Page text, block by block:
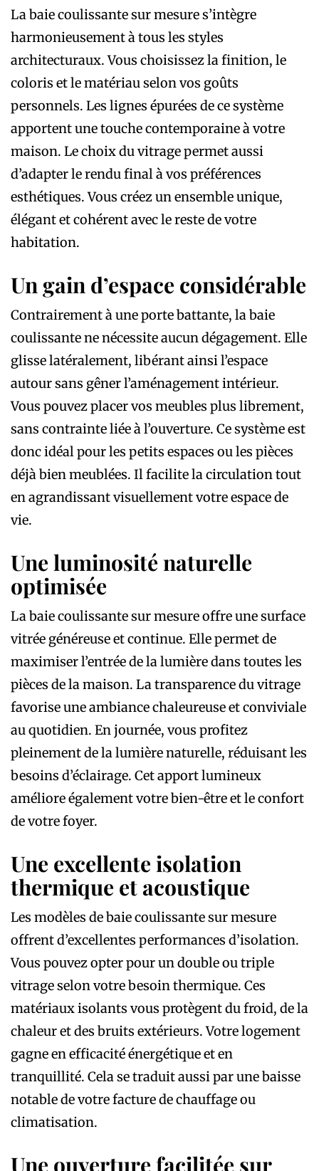
La baie coulissante sur mesure s’intègre
harmonieusement à tous les styles
architecturaux. Vous choisissez la finition, le
coloris et le matériau selon vos goûts
personnels. Les lignes épurées de ce système
apportent une touche contemporaine à votre
maison. Le choix du vitrage permet aussi
d’adapter le rendu final à vos préférences
esthétiques. Vous créez un ensemble unique,
élégant et cohérent avec le reste de votre
habitation.
Un gain d’espace considérable
Contrairement à une porte battante, la baie
coulissante ne nécessite aucun dégagement. Elle
glisse latéralement, libérant ainsi l’espace
autour sans gêner l’aménagement intérieur.
Vous pouvez placer vos meubles plus librement,
sans contrainte liée à l’ouverture. Ce système est
donc idéal pour les petits espaces ou les pièces
déjà bien meublées. Il facilite la circulation tout
en agrandissant visuellement votre espace de
vie.
Une luminosité naturelle
optimisée
La baie coulissante sur mesure offre une surface
vitrée généreuse et continue. Elle permet de
maximiser l’entrée de la lumière dans toutes les
pièces de la maison. La transparence du vitrage
favorise une ambiance chaleureuse et conviviale
au quotidien. En journée, vous profitez
pleinement de la lumière naturelle, réduisant les
besoins d’éclairage. Cet apport lumineux
améliore également votre bien-être et le confort
de votre foyer.
Une excellente isolation
thermique et acoustique
Les modèles de baie coulissante sur mesure
offrent d’excellentes performances d’isolation.
Vous pouvez opter pour un double ou triple
vitrage selon votre besoin thermique. Ces
matériaux isolants vous protègent du froid, de la
chaleur et des bruits extérieurs. Votre logement
gagne en efficacité énergétique et en
tranquillité. Cela se traduit aussi par une baisse
notable de votre facture de chauffage ou
climatisation.
Une ouverture facilitée sur